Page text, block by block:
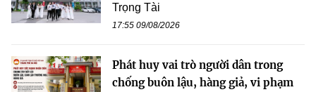
Trọng Tài
17:55 09/08/2026
Phát huy vai trò người dân trong
chống buôn lậu, hàng giả, vi phạm